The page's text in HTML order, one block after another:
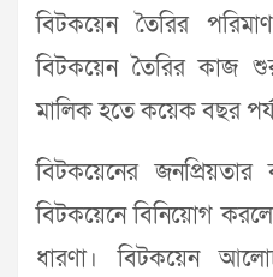
বিটকয়েন তৈরির
বিটকয়েন তৈরির কাজ
মালিক হতে কয়েক বছর
বিটকয়েনের
বিটকয়েনে বিনিয়োগ
ধারণা। বিটকয়েন